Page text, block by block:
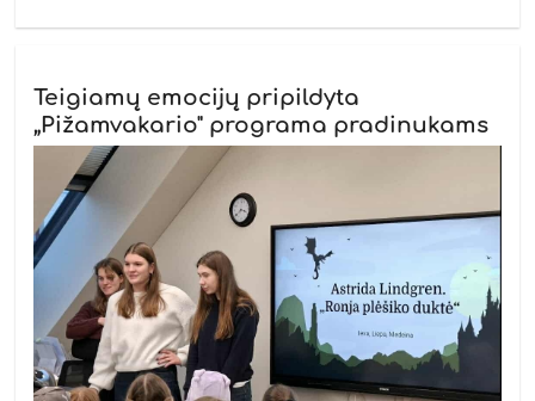
Teigiamų emocijų pripildyta
„Pižamvakario" programa pradinukams